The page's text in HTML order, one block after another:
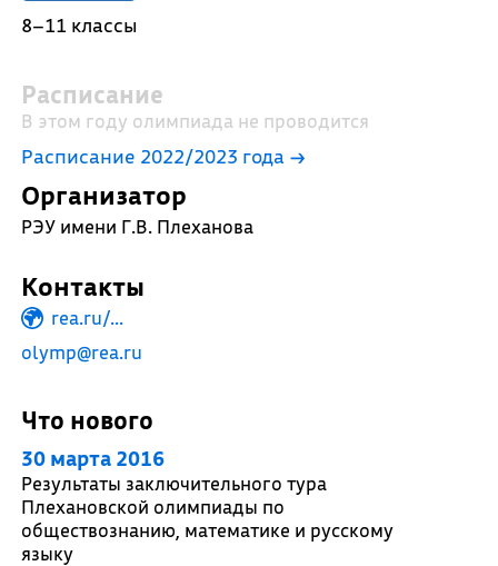
8–11 классы
Расписание
В этом году олимпиада не проводится
Расписание 2022/2023 года →
Организатор
РЭУ имени Г.В. Плеханова
Контакты
rea.ru/...
olymp@rea.ru
Что нового
30 марта 2016
Результаты заключительного тура
Плехановской олимпиады по
обществознанию, математике и русскому
языку